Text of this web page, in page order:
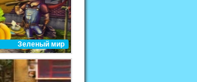
Зеленый мир